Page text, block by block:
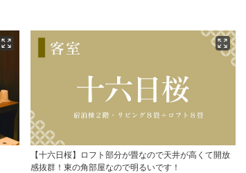
【十六日桜】ロフト部分が畳なので天井が高くて開放
感抜群！東の角部屋なので明るいです！